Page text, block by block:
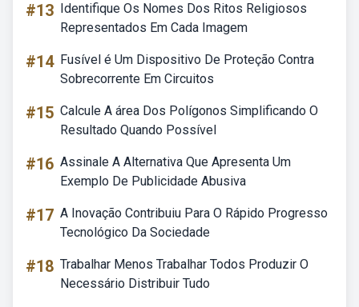
#13 Identifique Os Nomes Dos Ritos Religiosos
Representados Em Cada Imagem
#14 Fusível é Um Dispositivo De Proteção Contra
Sobrecorrente Em Circuitos
#15 Calcule A área Dos Polígonos Simplificando O
Resultado Quando Possível
#16 Assinale A Alternativa Que Apresenta Um
Exemplo De Publicidade Abusiva
#17 A Inovação Contribuiu Para O Rápido Progresso
Tecnológico Da Sociedade
#18 Trabalhar Menos Trabalhar Todos Produzir O
Necessário Distribuir Tudo